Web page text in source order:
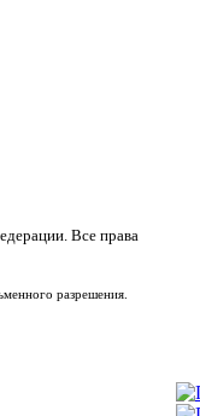
Все права
разрешения.